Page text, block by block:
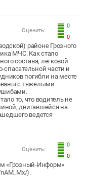
0
0
Оценить:
районе Грозного
МЧС. Как стало
состава, легковой
спасательной части и
погибли на месте
с тяжелыми
то, что водитель не
двигавшейся на
ведется
0
0
Оценить:
«Грозный-Информ»
).